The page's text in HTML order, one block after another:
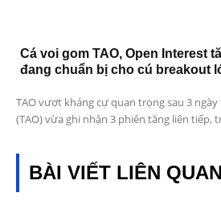
Cá voi gom TAO, Open Interest
đang chuẩn bị cho cú breakout
TAO vượt kháng cự quan trọng sau 3
(TAO) vừa ghi nhận 3 phiên tăng liên tiếp,
BÀI VIẾT LIÊN QUAN